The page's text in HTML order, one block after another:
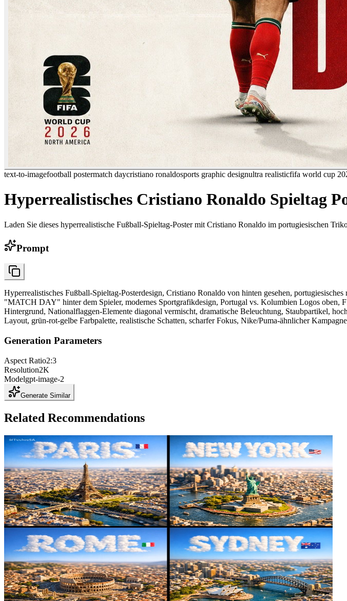
text-to-imagefootball postermatch daycristiano ronaldosports graphic designultra realisticfifa world cup
Hyperrealistisches Cristiano Ronaldo Spieltag
Laden Sie dieses hyperrealistische Fußball-Spieltag-Poster mit Cristiano Ronaldo im portugiesischen
Prompt
Hyperrealistisches Fußball-Spieltag-Posterdesign, Cristiano Ronaldo von hinten gesehen,
"MATCH DAY" hinter dem Spieler, modernes Sportgrafikdesign, Portugal vs. Kolumbien Logos oben,
Hintergrund, Nationalflaggen-Elemente diagonal vermischt, dramatische Beleuchtung, Staubpartikel,
Layout, grün-rot-gelbe Farbpalette, realistische Schatten, scharfer Fokus, Nike/Puma-ähnlicher
Generation Parameters
Aspect Ratio2:3
Resolution2K
Modelgpt-image-2
Generate Similar
Related Recommendations